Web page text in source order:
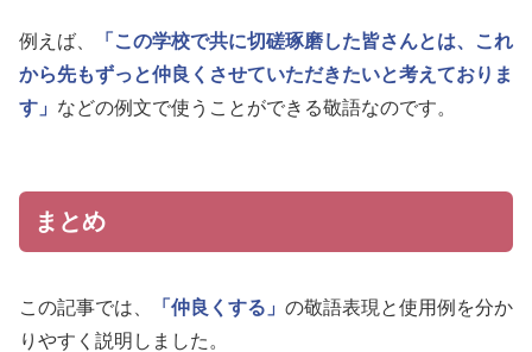
例えば、
「この学校で共に切磋琢磨した皆さんとは、これ
から先もずっと仲良くさせていただきたいと考えておりま
す」 などの例文で使うことができる敬語なのです。
まとめ
この記事では、 「仲良くする」 の敬語表現と使用例を分か
りやすく説明しました。